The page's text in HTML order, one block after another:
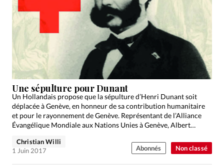
Non classé
Une sépulture pour Dunant
Un Hollandais propose que la sépulture d’Henri Dunant soit
déplacée à Genève, en honneur de sa contribution humanitaire
et pour le rayonnement de Genève. Représentant de l’Alliance
Évangélique Mondiale aux Nations Unies à Genève, Albert…
Christian Willi
1 Juin 2017
Abonnés